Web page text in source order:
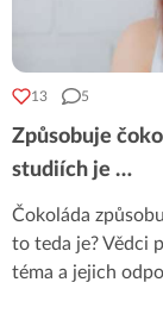
13 5
Způsobuje
studiích je …
Čokoláda
to teda je? Vědci
téma a jejich